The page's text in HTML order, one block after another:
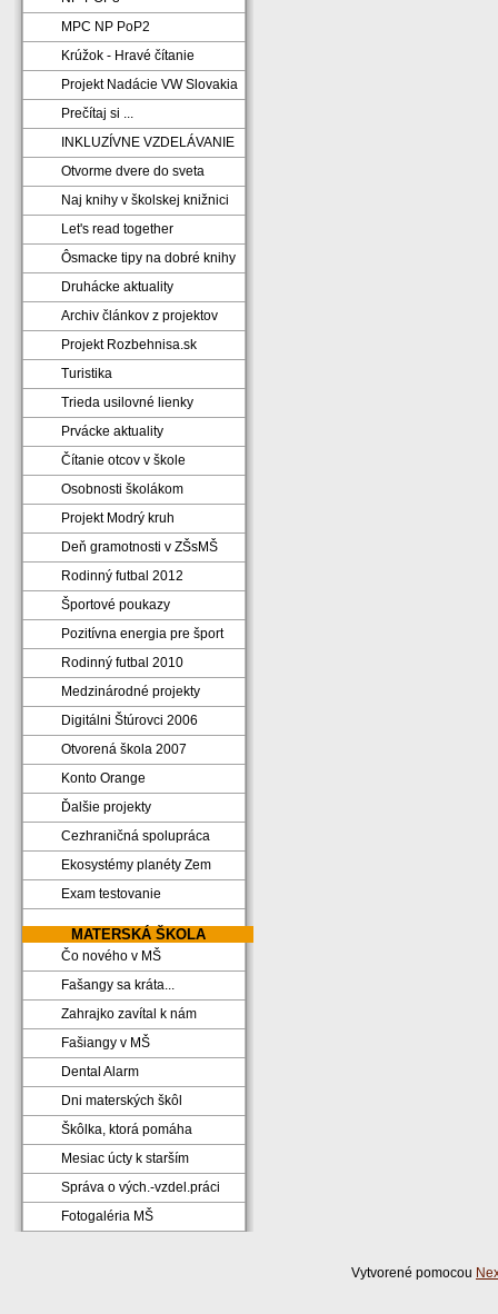
MPC NP PoP2
Krúžok - Hravé čítanie
Projekt Nadácie VW Slovakia
Prečítaj si ...
INKLUZÍVNE VZDELÁVANIE
Otvorme dvere do sveta
Naj knihy v školskej knižnici
Let's read together
Ôsmacke tipy na dobré knihy
Druhácke aktuality
Archiv článkov z projektov
Projekt Rozbehnisa.sk
Turistika
Trieda usilovné lienky
Prvácke aktuality
Čítanie otcov v škole
Osobnosti školákom
Projekt Modrý kruh
Deň gramotnosti v ZŠsMŠ
Rodinný futbal 2012
Športové poukazy
Pozitívna energia pre šport
Rodinný futbal 2010
Medzinárodné projekty
Digitálni Štúrovci 2006
Otvorená škola 2007
Konto Orange
Ďalšie projekty
Cezhraničná spolupráca
Ekosystémy planéty Zem
Exam testovanie
MATERSKÁ ŠKOLA
Čo nového v MŠ
Fašangy sa kráta...
Zahrajko zavítal k nám
Fašiangy v MŠ
Dental Alarm
Dni materských škôl
Škôlka, ktorá pomáha
Mesiac úcty k starším
Správa o vých.-vzdel.práci
Fotogaléria MŠ
Vytvorené pomocou